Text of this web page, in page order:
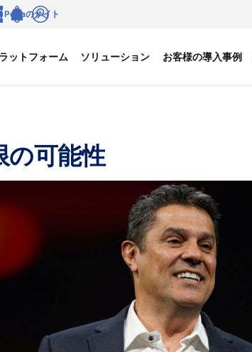
ットフォーム ソリューション お客様の導入事例
Pegaのサイト
の可能性